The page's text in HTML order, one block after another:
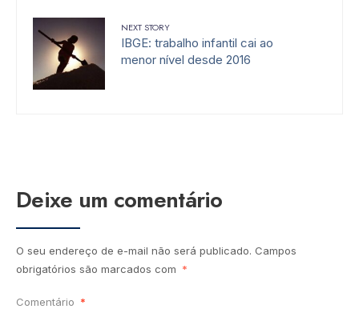
NEXT STORY
IBGE: trabalho infantil cai ao
menor nível desde 2016
Deixe um comentário
O seu endereço de e-mail não será publicado. Campos
obrigatórios são marcados com *
Comentário *